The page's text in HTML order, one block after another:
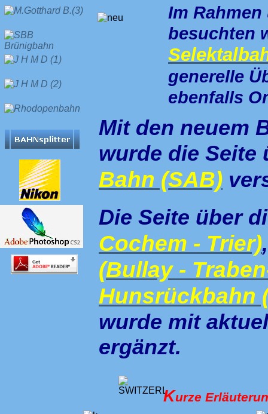
Im
besuchten
generelle
ebenfalls
Mit den neuem
wurde die Seite
Bahn (SAB)
Die Seite über
Cochem - Trier)
(Bullay -
Hunsrückbahn
wurde mit
ergänzt.
Kurze